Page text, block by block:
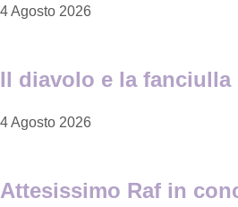
4 Agosto 2026
Il diavolo e la fanciulla
4 Agosto 2026
Attesissimo Raf in